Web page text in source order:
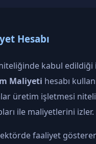
Hesabı
kabul edildiği
Maliyeti hesabı
üretim işletmesi
ile maliyetlerini izler.
faaliyet